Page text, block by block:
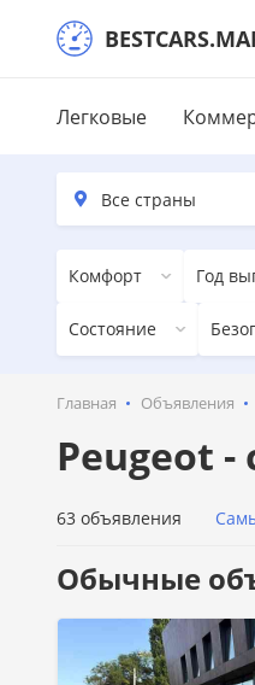
Легковые
Комфорт Год
Состояние
Главная Объявления
Peugeot
63 объявления
Обычные